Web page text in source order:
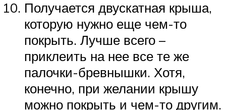
Получается двускатная крыша,
которую нужно еще чем-то
покрыть. Лучше всего –
приклеить на нее все те же
палочки-бревнышки. Хотя,
конечно, при желании крышу
можно покрыть и чем-то другим.